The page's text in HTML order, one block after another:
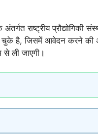
प्रौद्योगिकी
चुके है, जिसमें आवेदन करने
से ली जाएगी।